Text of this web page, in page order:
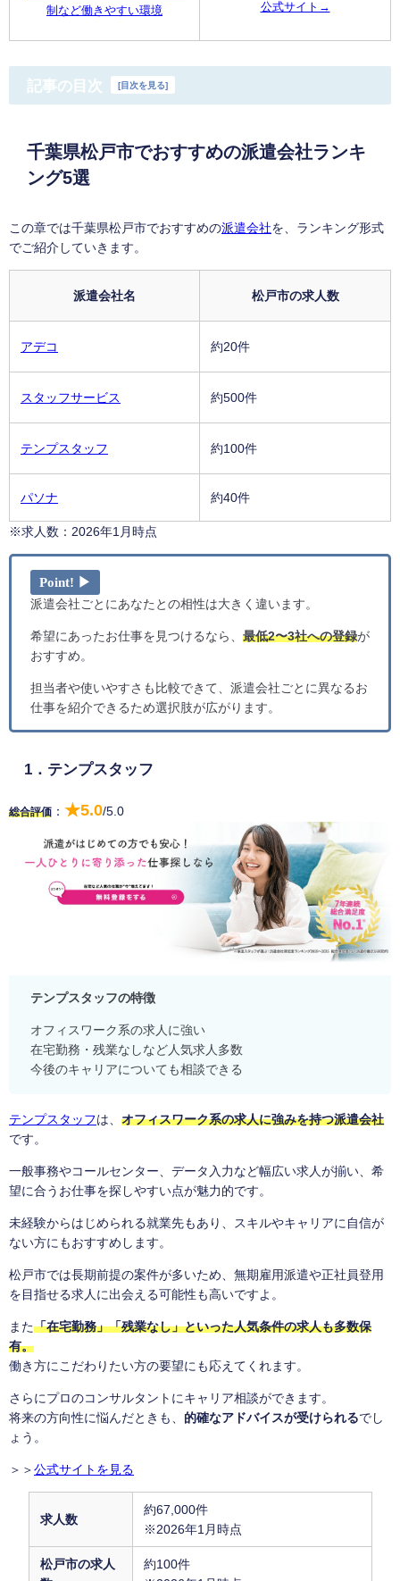
制など働きやすい環境
公式サイト→
記事の目次 [目次を見る]
千葉県松戸市でおすすめの派遣会社ランキ
ング5選
この章では千葉県松戸市でおすすめの派遣会社を、ランキング形式
でご紹介していきます。
派遣会社名 松戸市の求人数
アデコ 約20件
スタッフサービス 約500件
テンプスタッフ 約100件
パソナ 約40件
※求人数：2026年1月時点
Point! ▶
派遣会社ごとにあなたとの相性は大きく違います。
希望にあったお仕事を見つけるなら、 最低2〜3社への登録が
おすすめ。
担当者や使いやすさも比較できて、派遣会社ごとに異なるお
仕事を紹介できるため選択肢が広がります。
1．テンプスタッフ
総合評価 ： ★5.0/5.0
テンプスタッフの特徴
オフィスワーク系の求人に強い
在宅勤務・残業なしなど人気求人多数
今後のキャリアについても相談できる
テンプスタッフは、 オフィスワーク系の求人に強みを持つ派遣会社
です。
一般事務やコールセンター、データ入力など幅広い求人が揃い、希
望に合うお仕事を探しやすい点が魅力的です。
未経験からはじめられる就業先もあり、スキルやキャリアに自信が
ない方にもおすすめします。
松戸市では長期前提の案件が多いため、無期雇用派遣や正社員登用
を目指せる求人に出会える可能性も高いですよ。
また「在宅勤務」「残業なし」といった人気条件の求人も多数保
有。
働き方にこだわりたい方の要望にも応えてくれます。
さらにプロのコンサルタントにキャリア相談ができます。
将来の方向性に悩んだときも、 的確なアドバイスが受けられるでし
ょう。
＞＞ 公式サイトを見る
求人数
約67,000件
※2026年1月時点
松戸市の求人
約100件